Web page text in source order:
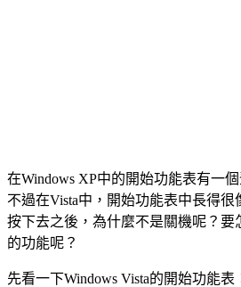
在Windows XP中的開始功能表有一
不過在Vista中，開始功能表中長得很
按下去之後，為什麼不是關機呢？要
的功能呢？
先看一下Windows Vista的開始功能表